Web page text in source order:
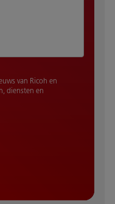
van Ricoh en
diensten en